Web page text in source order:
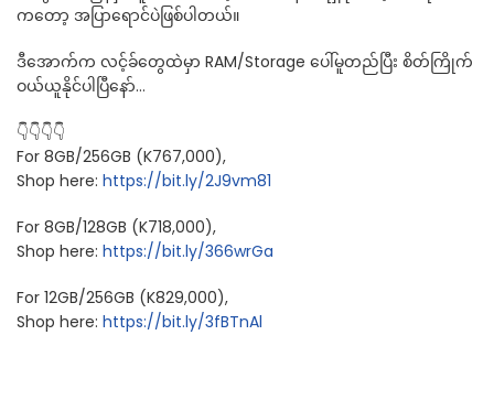
ကတော့ အပြာရောင်ပဲဖြစ်ပါတယ်။
ဒီအောက်က လင့်ခ်တွေထဲမှာ RAM/Storage ပေါ်မူတည်ပြီး စိတ်ကြိုက်
ဝယ်ယူနိုင်ပါပြီနော်…
👇👇👇👇
For 8GB/256GB (K767,000),
Shop here: https://bit.ly/2J9vm81
For 8GB/128GB (K718,000),
Shop here: https://bit.ly/366wrGa
For 12GB/256GB (K829,000),
Shop here: https://bit.ly/3fBTnAl